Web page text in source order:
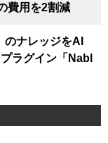
費用を2割減
ナレッジをAI
ラグイン「Nabl